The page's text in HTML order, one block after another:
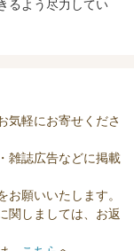
るよう尽力してい
気軽にお寄せくださ
雑誌広告などに掲載
願いいたします。
関しましては、お返